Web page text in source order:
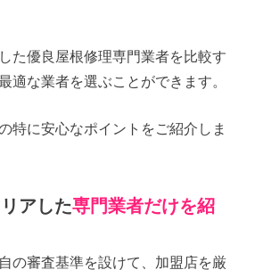
た優良屋根修理専門業者を比較す
適な業者を選ぶことができます。
特に安心なポイントをご紹介しま
アした専門業者だけを紹
の審査基準を設けて、加盟店を厳